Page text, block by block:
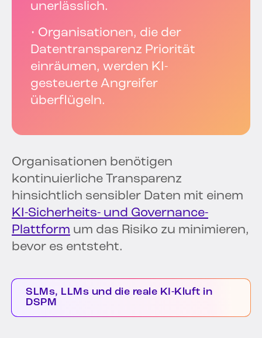
unerlässlich.
• Organisationen, die der
Datentransparenz Priorität
einräumen, werden KI-
gesteuerte Angreifer
überflügeln.
Organisationen benötigen
kontinuierliche Transparenz
hinsichtlich sensibler Daten mit einem
KI-Sicherheits- und Governance-
Plattform um das Risiko zu minimieren,
bevor es entsteht.
SLMs, LLMs und die reale KI-Kluft in
DSPM